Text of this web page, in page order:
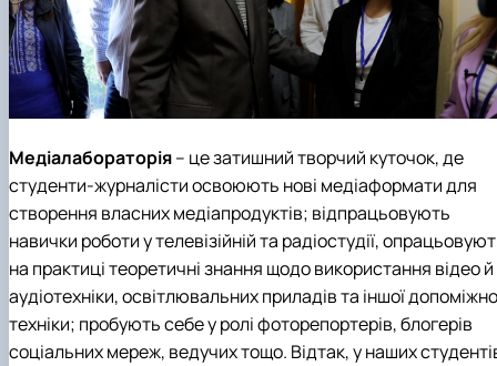
Медіалабораторія– це затишний творчий куточок, де
студенти-журналісти освоюють нові медіаформати для
створення власних медіапродуктів; відпрацьовують
навички роботи у телевізійній та радіостудії,
на практиці теоретичні знання щодо використання відео й
аудіотехніки, освітлювальних приладів та іншої
техніки; пробують себе у ролі фоторепортерів, блогерів
соціальних мереж, ведучих тощо. Відтак, у наших